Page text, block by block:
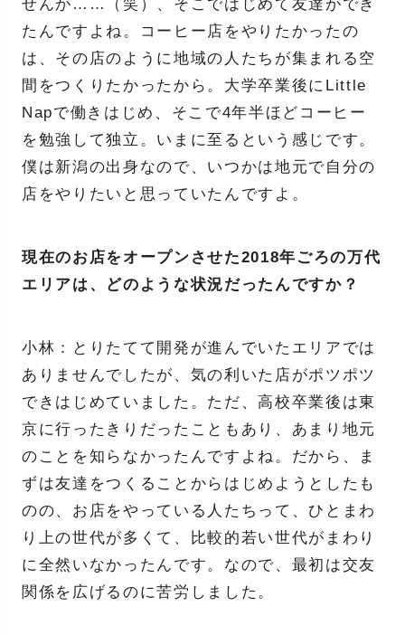
せんが……（笑）、そこではじめて友達ができ
たんですよね。コーヒー店をやりたかったの
は、その店のように地域の人たちが集まれる空
間をつくりたかったから。大学卒業後にLittle
Napで働きはじめ、そこで4年半ほどコーヒー
を勉強して独立。いまに至るという感じです。
僕は新潟の出身なので、いつかは地元で自分の
店をやりたいと思っていたんですよ。
現在のお店をオープンさせた2018年ごろの万代
エリアは、どのような状況だったんですか？
小林：とりたてて開発が進んでいたエリアでは
ありませんでしたが、気の利いた店がポツポツ
できはじめていました。ただ、高校卒業後は東
京に行ったきりだったこともあり、あまり地元
のことを知らなかったんですよね。だから、ま
ずは友達をつくることからはじめようとしたも
のの、お店をやっている人たちって、ひとまわ
り上の世代が多くて、比較的若い世代がまわり
に全然いなかったんです。なので、最初は交友
関係を広げるのに苦労しました。